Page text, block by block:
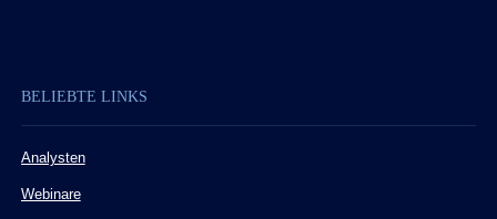
BELIEBTE LINKS
Analysten
Webinare